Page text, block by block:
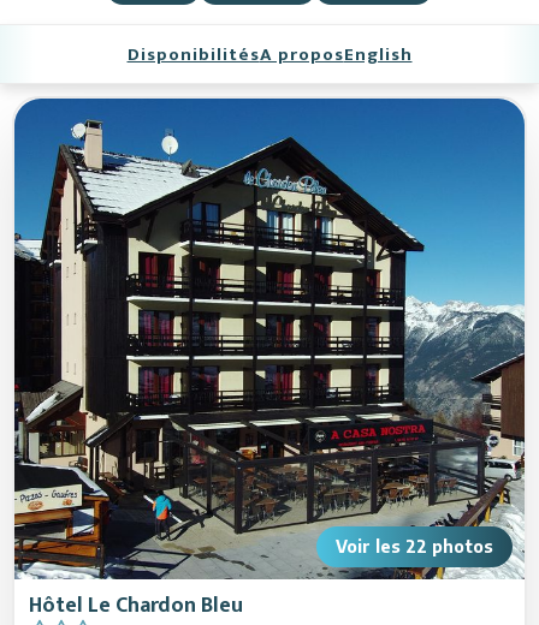
Hébergements
Activités
Restaurants
Services
Animations
DisponibilitésA proposEnglish
Voir les 22 photos
Hôtel Le Chardon Bleu